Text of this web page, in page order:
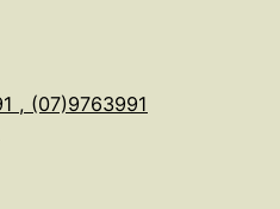
, (07)9763991